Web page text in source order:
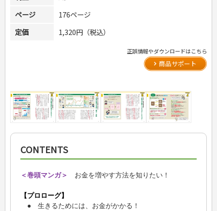
ページ
176ページ
定価
1,320円（税込）
正誤情報やダウンロードはこちら
商品サポート
CONTENTS
＜巻頭マンガ＞ お金を増やす方法を知りたい！
【プロローグ】
● 生きるためには、お金がかかる！